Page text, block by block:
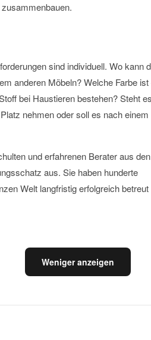
sind individuell. Wo kann
anderen Möbeln? Welche Farbe
bei Haustieren bestehen? Steht
nehmen oder soll es nach einem
und erfahrenen Berater aus
aus. Sie haben hunderte
Welt langfristig erfolgreich
Weniger anzeigen